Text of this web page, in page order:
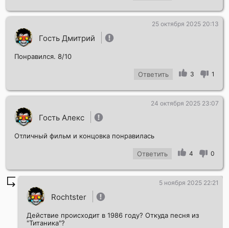
Гость Дмитрий
25 октября 2025 20:13
Понравился. 8/10
Ответить 3 1
Гость Алекс
24 октября 2025 23:07
Отличный фильм и концовка понравилась
Ответить 4 0
Rochtster
5 ноября 2025 22:21
Действие происходит в 1986 году? Откуда песня из
"Титаника"?